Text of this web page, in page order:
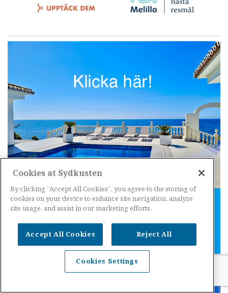
Cookies at Sydkusten
By clicking “Accept All Cookies”, you agree to the storing of
cookies on your device to enhance site navigation, analyze
site usage, and assist in our marketing efforts.
Accept All Cookies Reject All
Cookies Settings